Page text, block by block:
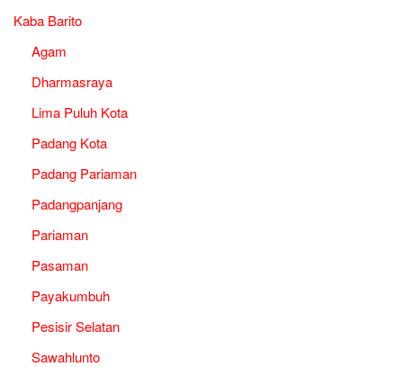
Kaba Barito
Agam
Dharmasraya
Lima Puluh Kota
Padang Kota
Padang Pariaman
Padangpanjang
Pariaman
Pasaman
Payakumbuh
Pesisir Selatan
Sawahlunto